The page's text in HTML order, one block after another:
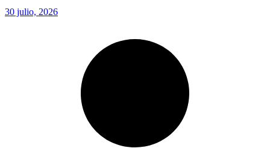
30 julio, 2026